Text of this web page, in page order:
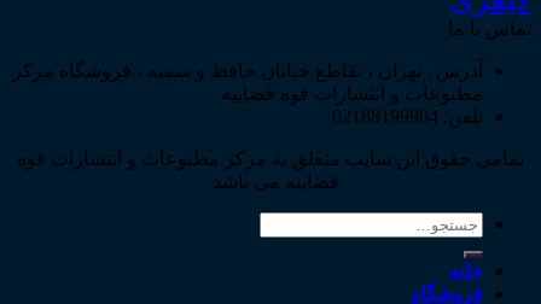
تماس با ما
آدرس : تهران ، تقاطع خیابان حافظ و سمیه ، فروشگاه مرکز
مطبوعات و انتشارات قوه قضاییه
تلفن: 02188199904
تمامی حقوق این سایت متعلق به مرکز مطبوعات و انتشارات قوه
قضاییه می باشد .
جستجو
خانه
فروشگاه